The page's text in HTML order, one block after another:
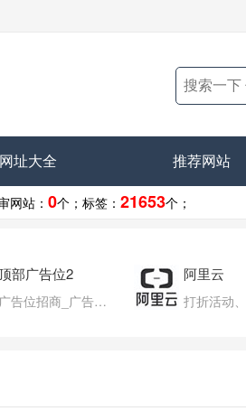
网址大全 推荐网站
网站： 0个； 标签： 21653个；
部广告位2
广告位招商_广告位待售
阿里云
打折活动